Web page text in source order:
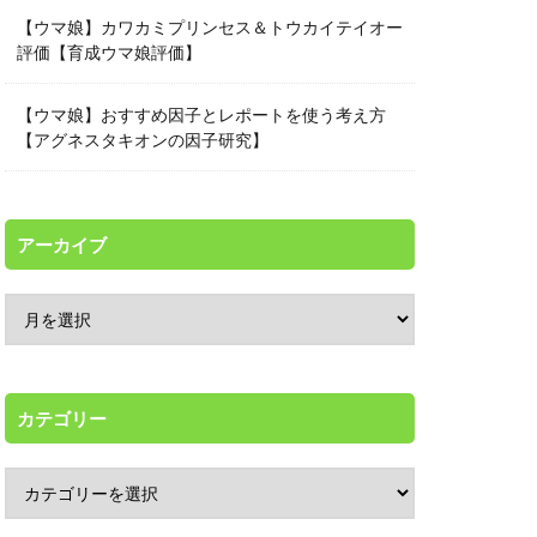
【ウマ娘】カワカミプリンセス＆トウカイテイオー
評価【育成ウマ娘評価】
【ウマ娘】おすすめ因子とレポートを使う考え方
【アグネスタキオンの因子研究】
アーカイブ
カテゴリー